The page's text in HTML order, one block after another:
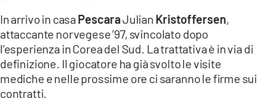
In arrivo in casa PescaraJulian Kristoffersen,
attaccante norvegese ’97, svincolato dopo
l’esperienza in Corea del Sud. La trattativa è in via di
definizione. Il giocatore ha già svolto le visite
mediche e nelle prossime ore ci saranno le firme sui
contratti.